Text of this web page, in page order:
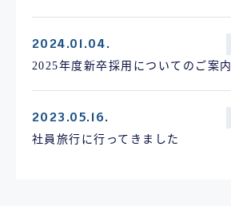
2024.01.04.
2025年度新卒採用についてのご案内
2023.05.16.
社員旅行に行ってきました